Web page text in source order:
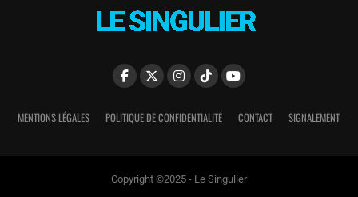
MENTIONS LÉGALES POLITIQUE DE CONFIDENTIALITÉ CONTACT SIGNALEMENT
Copyright ©2025 - Le Singulier